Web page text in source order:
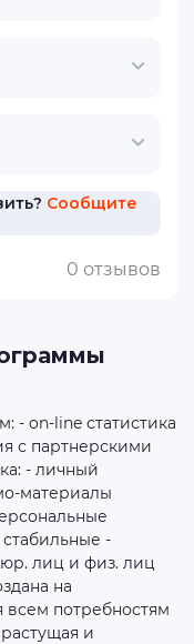
Сообщите
0 отзывов
- on-line статистика
с партнерскими
- личный
материалы
-
лиц и физ. лиц
на
всем потребностям
и